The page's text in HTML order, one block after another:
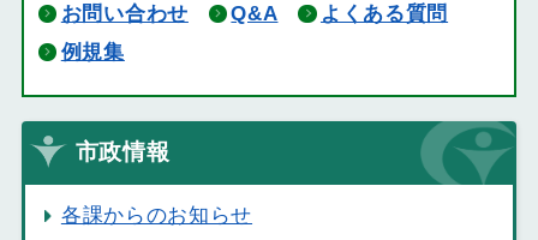
お問い合わせ Q&A
よくある質問
例規集
市政情報
各課からのお知らせ